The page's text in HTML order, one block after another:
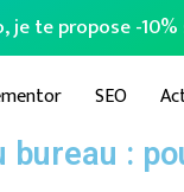
je te propose -
SEO
: